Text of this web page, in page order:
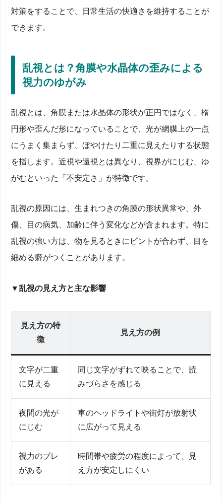
対策をすることで、日常生活の快適さを維持することが
できます。
乱視とは？角膜や水晶体の歪みによる
視力のゆがみ
乱視とは、角膜または水晶体の形状が正円ではなく、楕
円形や歪んだ形になっていることで、光が網膜上の一点
にうまく集まらず、ぼやけたり二重に見えたりする状態
を指します。近視や遠視とは異なり、視界がにじむ、ゆ
がむといった「不安定さ」が特徴です。
乱視の原因には、生まれつきの角膜の形状異常や、外
傷、目の病気、加齢に伴う変化などが含まれます。特に
乱視の強い方は、物を見るときにピントが合わず、目を
細める癖がつくことがあります。
▼乱視の見え方と主な影響
見え方の特
徴
見え方の例
文字が二重
に見える
同じ文字がずれて映ることで、読
みづらさを感じる
夜間の光が
にじむ
車のヘッドライトや街灯が放射状
に広がって見える
視力のブレ
がある
時間帯や疲労の程度によって、見
え方が安定しにくい